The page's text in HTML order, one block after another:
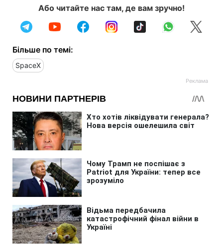
Або читайте нас там, де вам зручно!
Більше по темі:
SpaceX